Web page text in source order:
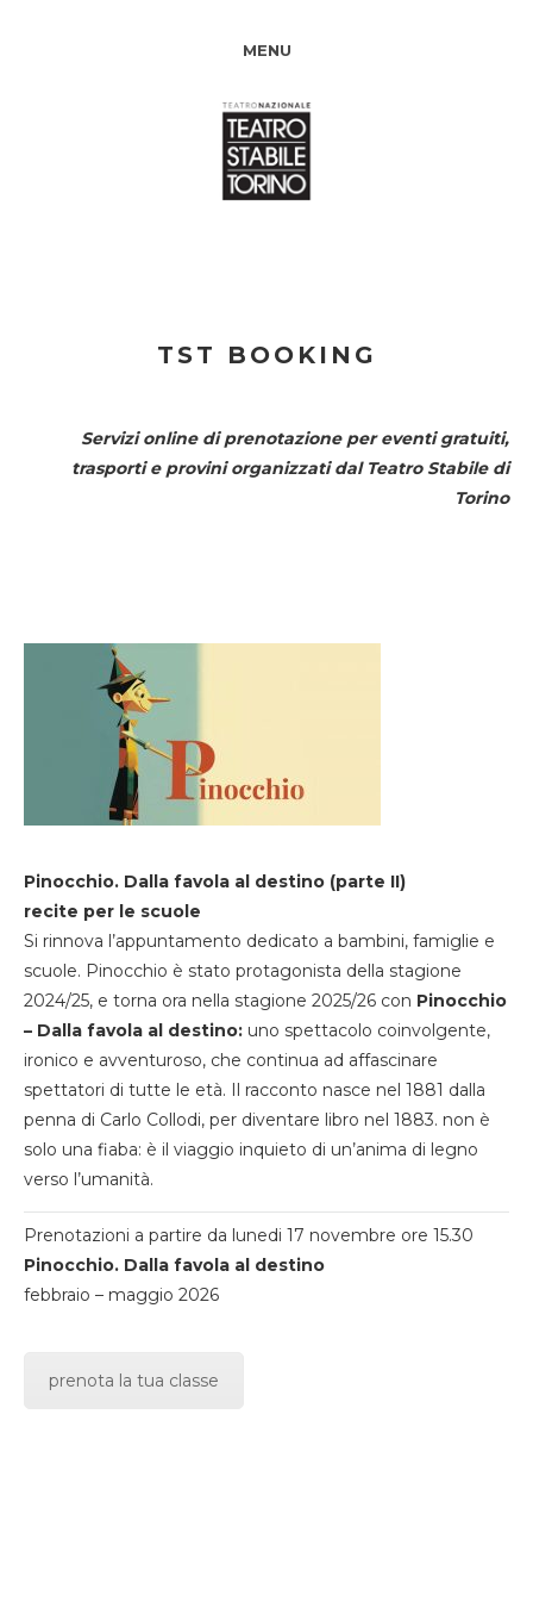
MENU
TST BOOKING
Servizi online di prenotazione per eventi gratuiti,
trasporti e provini organizzati dal Teatro Stabile di
Torino
Pinocchio. Dalla favola al destino (parte II)
recite per le scuole
Si rinnova l’appuntamento dedicato a bambini, famiglie e
scuole. Pinocchio è stato protagonista della stagione
2024/25, e torna ora nella stagione 2025/26 con Pinocchio
– Dalla favola al destino: uno spettacolo coinvolgente,
ironico e avventuroso, che continua ad affascinare
spettatori di tutte le età. Il racconto nasce nel 1881 dalla
penna di Carlo Collodi, per diventare libro nel 1883. non è
solo una fiaba: è il viaggio inquieto di un’anima di legno
verso l’umanità.
Prenotazioni a partire da lunedi 17 novembre ore 15.30
Pinocchio. Dalla favola al destino
febbraio – maggio 2026
prenota la tua classe